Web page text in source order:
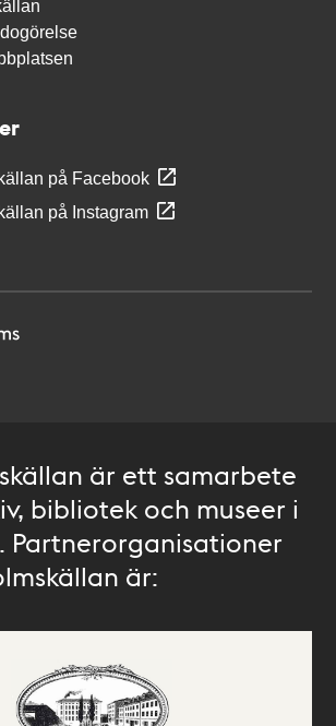
på Facebook
på Instagram
är ett samarbete
bibliotek och museer i
Partnerorganisationer
är: